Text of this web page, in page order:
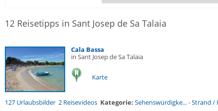
12 Reisetipps in Sant Josep de Sa Talaia
Cala Bassa
in Sant Josep de Sa Talaia
Karte
127 Urlaubsbilder 2 Reisevideos Kategorie: Sehenswürdigke...-Strand /